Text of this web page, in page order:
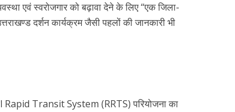
एवं स्वरोजगार को बढ़ावा देने के लिए “एक जिला-
दर्शन कार्यक्रम जैसी पहलों की जानकारी भी
Transit System (RRTS) परियोजना का